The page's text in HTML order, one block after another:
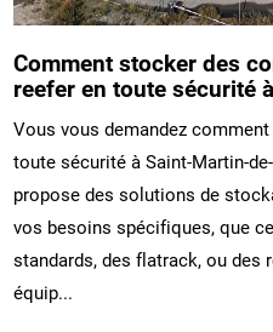
Comment stocker des
reefer en toute sécurité
Vous vous demandez
toute sécurité à Saint-Martin-
propose des solutions de
vos besoins spécifiques, que
standards, des flatrack, ou
équip...